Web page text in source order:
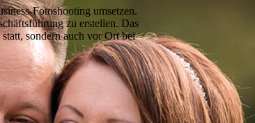
Fotoshooting umsetzen.
zu erstellen. Das
sondern auch vor Ort bei